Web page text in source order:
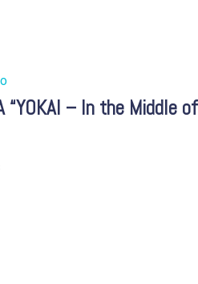
“YOKAI – In the Middle of